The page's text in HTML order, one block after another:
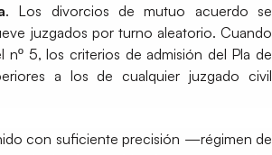
. Los divorcios de mutuo acuerdo se
juzgados por turno aleatorio. Cuando
nº 5, los criterios de admisión del Pla de
a los de cualquier juzgado civil
con suficiente precisión —régimen de